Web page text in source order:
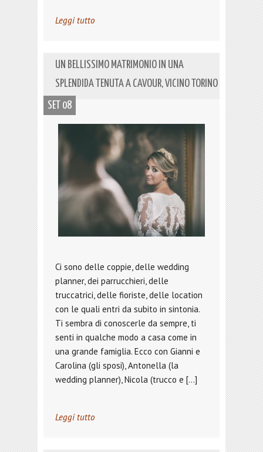
Leggi tutto
UN BELLISSIMO MATRIMONIO IN UNA
SPLENDIDA TENUTA A CAVOUR, VICINO TORINO
SET 08
Ci sono delle coppie, delle wedding
planner, dei parrucchieri, delle
truccatrici, delle fioriste, delle location
con le quali entri da subito in sintonia.
Ti sembra di conoscerle da sempre, ti
senti in qualche modo a casa come in
una grande famiglia. Ecco con Gianni e
Carolina (gli sposi), Antonella (la
wedding planner), Nicola (trucco e […]
Leggi tutto